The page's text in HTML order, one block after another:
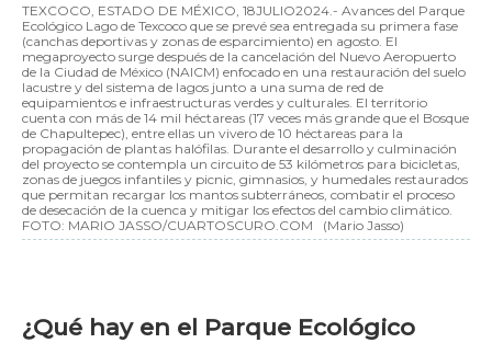
TEXCOCO, ESTADO DE MÉXICO, 18JULIO2024.- Avances del Parque
Ecológico Lago de Texcoco que se prevé sea entregada su primera fase
(canchas deportivas y zonas de esparcimiento) en agosto. El
megaproyecto surge después de la cancelación del Nuevo Aeropuerto
de la Ciudad de México (NAICM) enfocado en una restauración del suelo
lacustre y del sistema de lagos junto a una suma de red de
equipamientos e infraestructuras verdes y culturales. El territorio
cuenta con más de 14 mil héctareas (17 veces más grande que el Bosque
de Chapultepec), entre ellas un vivero de 10 héctareas para la
propagación de plantas halófilas. Durante el desarrollo y culminación
del proyecto se contempla un circuito de 53 kilómetros para bicicletas,
zonas de juegos infantiles y picnic, gimnasios, y humedales restaurados
que permitan recargar los mantos subterráneos, combatir el proceso
de desecación de la cuenca y mitigar los efectos del cambio climático.
FOTO: MARIO JASSO/CUARTOSCURO.COM
(Mario Jasso)
¿Qué hay en el Parque Ecológico